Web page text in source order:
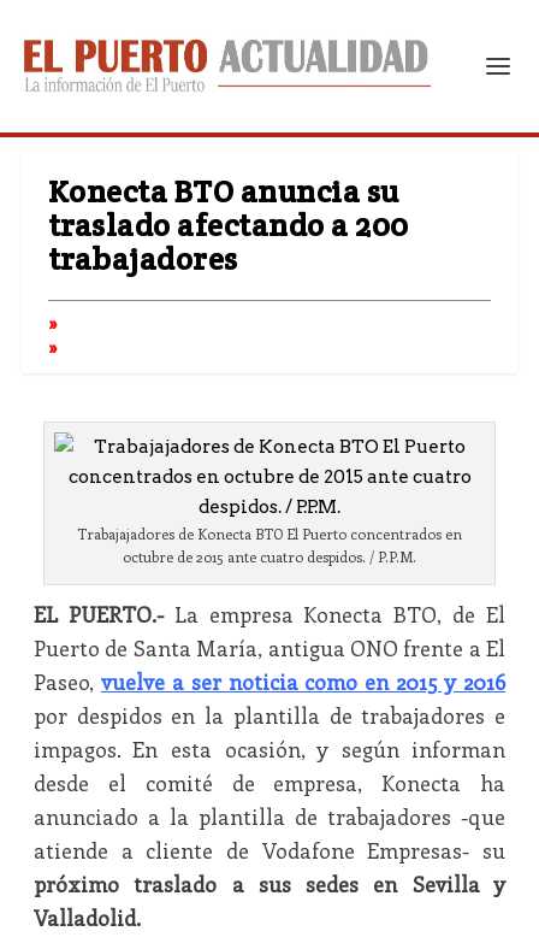
Konecta BTO anuncia su
traslado afectando a 200
trabajadores
Trabajajadores de Konecta BTO El Puerto concentrados en
octubre de 2015 ante cuatro despidos. / P.P.M.
EL PUERTO.-La empresa Konecta BTO, de El
Puerto de Santa María, antigua ONO frente a El
Paseo, vuelve a ser noticia como en 2015 y 2016
por despidos en la plantilla de trabajadores e
impagos. En esta ocasión, y según informan
desde el comité de empresa, Konecta ha
anunciado a la plantilla de trabajadores -que
atiende a cliente de Vodafone Empresas- su
próximo traslado a sus sedes en Sevilla y
Valladolid.